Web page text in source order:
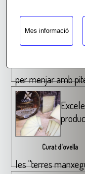
Mes informació
Un
per menjar amb
Curat d'ovella
les "terres